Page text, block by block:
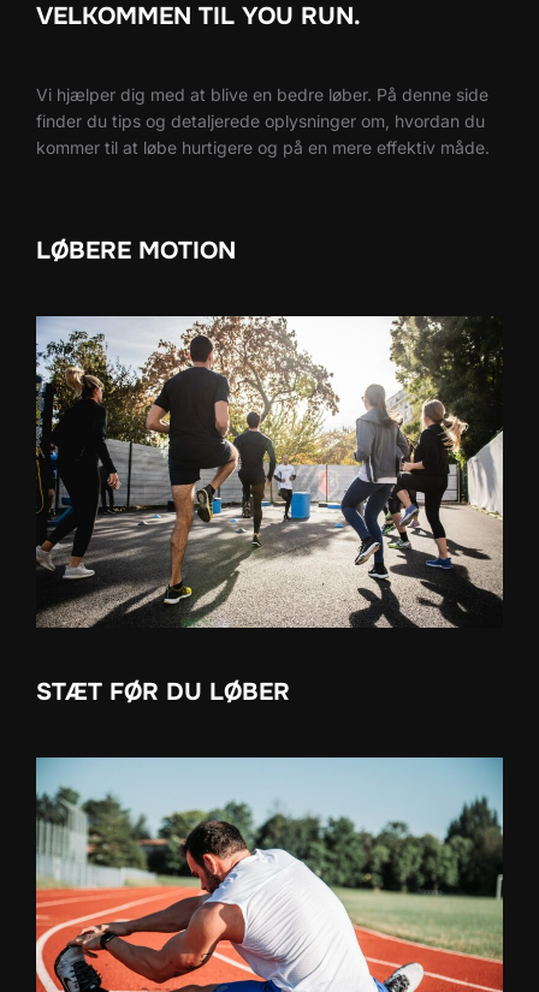
VELKOMMEN TIL YOU RUN.
Vi hjælper dig med at blive en bedre løber. På denne side
finder du tips og detaljerede oplysninger om, hvordan du
kommer til at løbe hurtigere og på en mere effektiv måde.
LØBERE MOTION
STÆT FØR DU LØBER